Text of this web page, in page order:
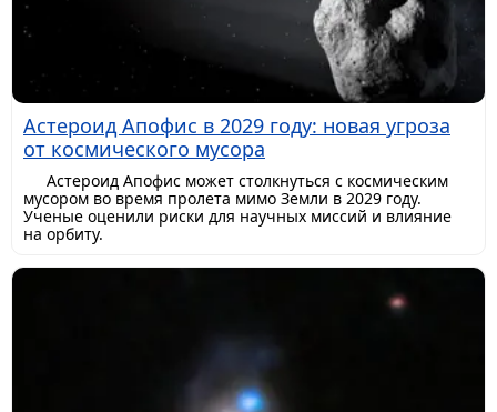
Астероид Апофис в 2029 году: новая угроза
от космического мусора
Астероид Апофис может столкнуться с космическим
мусором во время пролета мимо Земли в 2029 году.
Ученые оценили риски для научных миссий и влияние
на орбиту.